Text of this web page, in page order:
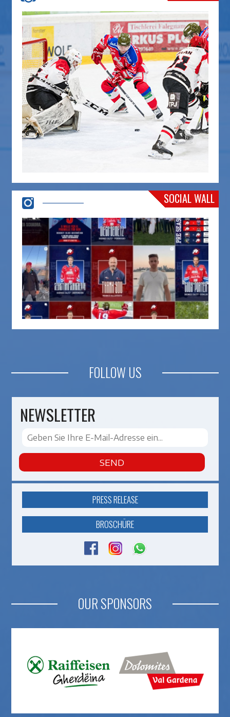
SOCIAL WALL
FOLLOW US
NEWSLETTER
SEND
PRESS RELEASE
BROSCHÜRE
OUR SPONSORS